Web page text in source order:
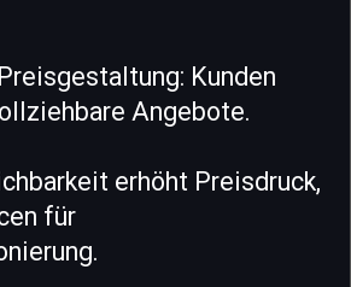
Kunden
Angebote.
erhöht Preisdruck,
für